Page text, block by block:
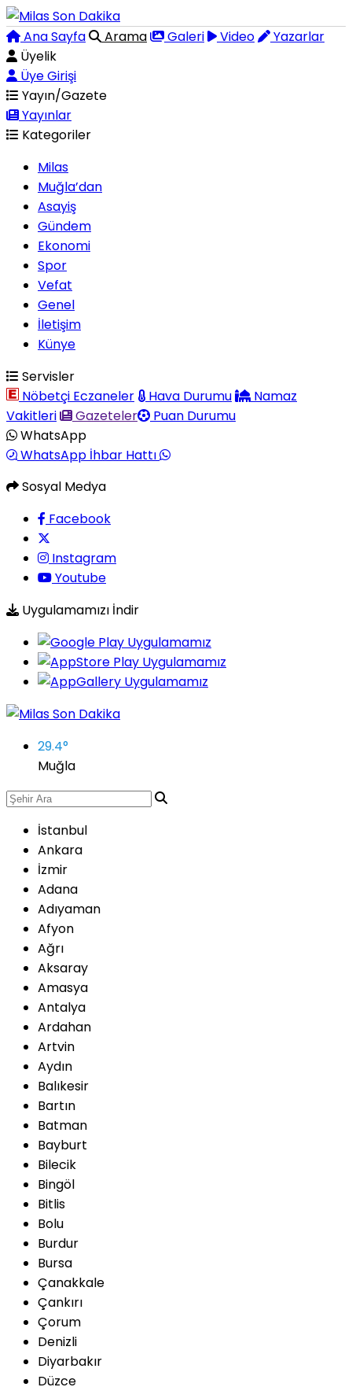
Ana Sayfa Arama Galeri Video
Yazarlar
Üyelik
Üye Girişi
Yayın/Gazete
Yayınlar
Kategoriler
Milas
Muğla’dan
Asayiş
Gündem
Ekonomi
Spor
Vefat
Genel
İletişim
Künye
Servisler
Nöbetçi Eczaneler
Hava Durumu
Namaz
Vakitleri
Gazeteler
Puan Durumu
WhatsApp
WhatsApp İhbar Hattı
Sosyal Medya
Facebook
Instagram
Youtube
Uygulamamızı İndir
29.4°
Muğla
İstanbul
Ankara
İzmir
Adana
Adıyaman
Afyon
Ağrı
Aksaray
Amasya
Antalya
Ardahan
Artvin
Aydın
Balıkesir
Bartın
Batman
Bayburt
Bilecik
Bingöl
Bitlis
Bolu
Burdur
Bursa
Çanakkale
Çankırı
Çorum
Denizli
Diyarbakır
Düzce